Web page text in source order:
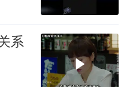
系